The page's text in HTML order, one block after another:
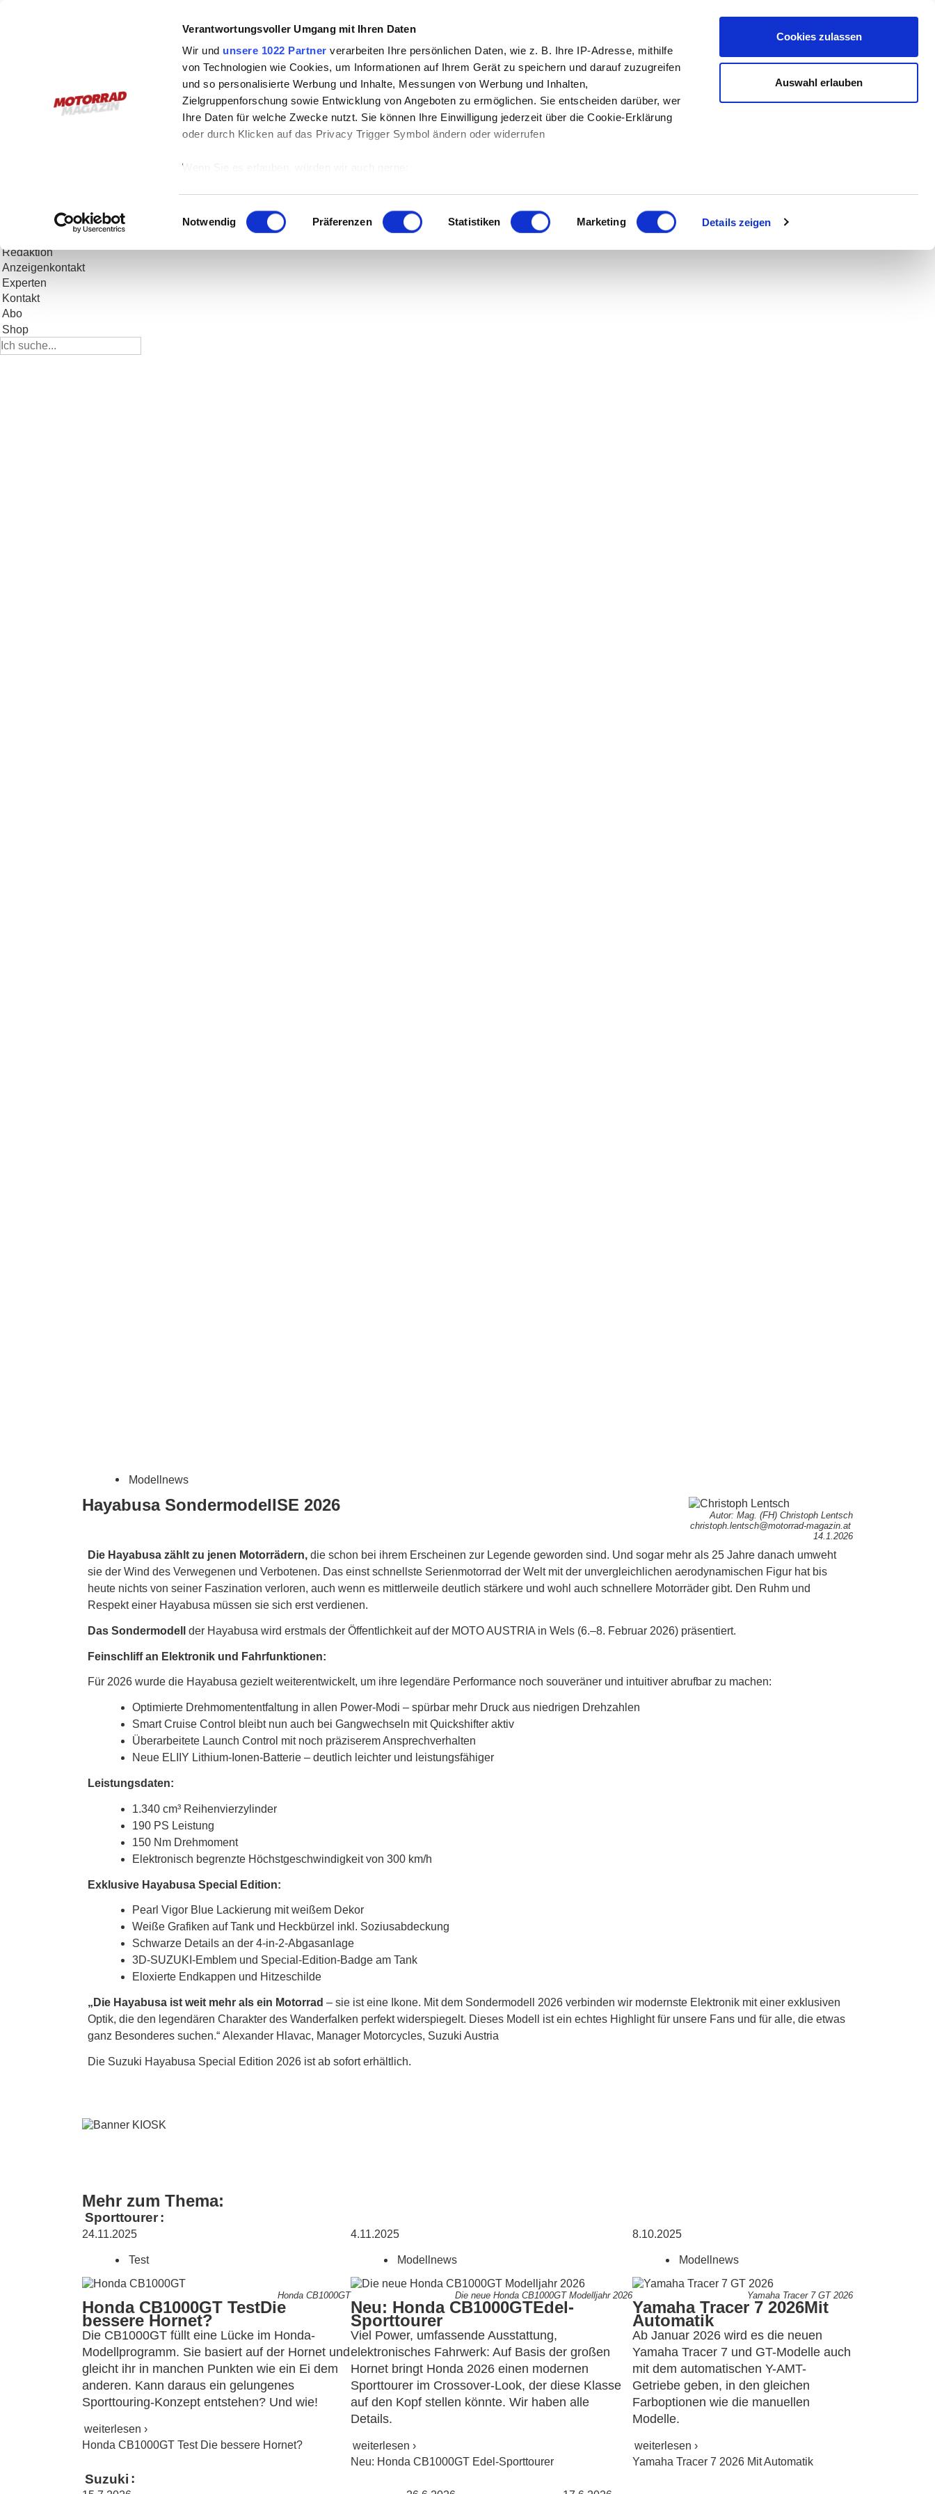
Verantwortungsvoller Umgang mit Ihren Daten
Wir und unsere 1022 Partner verarbeiten Ihre persönlichen Daten, wie z. B. Ihre IP-Adresse, mithilfe
von Technologien wie Cookies, um Informationen auf Ihrem Gerät zu speichern und darauf zuzugreifen
und so personalisierte Werbung und Inhalte, Messungen von Werbung und Inhalten,
Zielgruppenforschung sowie Entwicklung von Angeboten zu ermöglichen. Sie entscheiden darüber, wer
Ihre Daten für welche Zwecke nutzt. Sie können Ihre Einwilligung jederzeit über die Cookie-Erklärung
oder durch Klicken auf das Privacy Trigger Symbol ändern oder widerrufen
Wenn Sie es erlauben, würden wir auch gerne:
Ihr Gerät durch aktives Scannen nach bestimmten Merkmalen (Fingerprinting) identifizieren
Einwilligungsauswahl
Notwendig Präferenzen Statistiken Marketing Details zeigen
Cookies zulassen
Auswahl erlauben
Einfach auf das Vorschaubild klicken und schon startet der Download.
Das aktuelle Magazin
Veranstaltungskalender
Redaktion
Anzeigenkontakt
Experten
Kontakt
Abo
Shop
Modellnews
Autor: Mag. (FH) Christoph Lentsch
christoph.lentsch@motorrad-magazin.at
14.1.2026
Hayabusa SondermodellSE 2026
Die Hayabusa zählt zu jenen Motorrädern, die schon bei ihrem Erscheinen zur Legende geworden sind. Und sogar mehr als 25 Jahre danach umweht
sie der Wind des Verwegenen und Verbotenen. Das einst schnellste Serienmotorrad der Welt mit der unvergleichlichen aerodynamischen Figur hat bis
heute nichts von seiner Faszination verloren, auch wenn es mittlerweile deutlich stärkere und wohl auch schnellere Motorräder gibt. Den Ruhm und
Respekt einer Hayabusa müssen sie sich erst verdienen.
Das Sondermodell der Hayabusa wird erstmals der Öffentlichkeit auf der MOTO AUSTRIA in Wels (6.–8. Februar 2026) präsentiert.
Feinschliff an Elektronik und Fahrfunktionen:
Für 2026 wurde die Hayabusa gezielt weiterentwickelt, um ihre legendäre Performance noch souveräner und intuitiver abrufbar zu machen:
Optimierte Drehmomententfaltung in allen Power-Modi – spürbar mehr Druck aus niedrigen Drehzahlen
Smart Cruise Control bleibt nun auch bei Gangwechseln mit Quickshifter aktiv
Überarbeitete Launch Control mit noch präziserem Ansprechverhalten
Neue ELIIY Lithium-Ionen-Batterie – deutlich leichter und leistungsfähiger
Leistungsdaten:
1.340 cm³ Reihenvierzylinder
190 PS Leistung
150 Nm Drehmoment
Elektronisch begrenzte Höchstgeschwindigkeit von 300 km/h
Exklusive Hayabusa Special Edition:
Pearl Vigor Blue Lackierung mit weißem Dekor
Weiße Grafiken auf Tank und Heckbürzel inkl. Soziusabdeckung
Schwarze Details an der 4-in-2-Abgasanlage
3D-SUZUKI-Emblem und Special-Edition-Badge am Tank
Eloxierte Endkappen und Hitzeschilde
„Die Hayabusa ist weit mehr als ein Motorrad – sie ist eine Ikone. Mit dem Sondermodell 2026 verbinden wir modernste Elektronik mit einer exklusiven
Optik, die den legendären Charakter des Wanderfalken perfekt widerspiegelt. Dieses Modell ist ein echtes Highlight für unsere Fans und für alle, die etwas
ganz Besonderes suchen.“ Alexander Hlavac, Manager Motorcycles, Suzuki Austria
Die Suzuki Hayabusa Special Edition 2026 ist ab sofort erhältlich.
Mehr zum Thema:
Sporttourer :
24.11.2025
Test
Honda CB1000GT
Honda CB1000GT TestDie
bessere Hornet?
Die CB1000GT füllt eine Lücke im Honda-
Modellprogramm. Sie basiert auf der Hornet und
gleicht ihr in manchen Punkten wie ein Ei dem
anderen. Kann daraus ein gelungenes
Sporttouring-Konzept entstehen? Und wie!
weiterlesen ›
Honda CB1000GT Test Die bessere Hornet?
4.11.2025
Modellnews
Die neue Honda CB1000GT Modelljahr 2026
Neu: Honda CB1000GTEdel-
Sporttourer
Viel Power, umfassende Ausstattung,
elektronisches Fahrwerk: Auf Basis der großen
Hornet bringt Honda 2026 einen modernen
Sporttourer im Crossover-Look, der diese Klasse
auf den Kopf stellen könnte. Wir haben alle
Details.
weiterlesen ›
Neu: Honda CB1000GT Edel-Sporttourer
8.10.2025
Modellnews
Yamaha Tracer 7 GT 2026
Yamaha Tracer 7 2026Mit
Automatik
Ab Januar 2026 wird es die neuen
Yamaha Tracer 7 und GT-Modelle auch
mit dem automatischen Y-AMT-
Getriebe geben, in den gleichen
Farboptionen wie die manuellen
Modelle.
weiterlesen ›
Yamaha Tracer 7 2026 Mit Automatik
Suzuki :